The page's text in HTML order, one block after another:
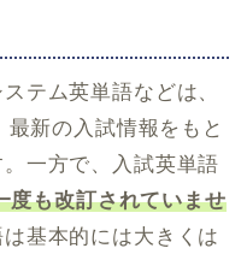
テム英単語などは、
新の入試情報をもと
一方で、入試英単語
度も改訂されていませ
基本的には大きくは